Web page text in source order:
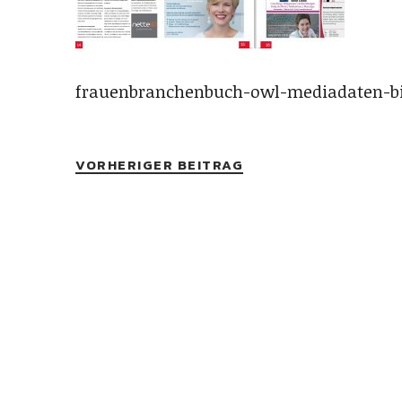
frauenbranchenbuch-owl-mediadaten-
VORHERIGER BEITRAG